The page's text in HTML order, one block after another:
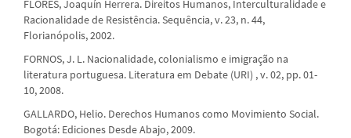
FLORES, Joaquín Herrera. Direitos Humanos, Interculturalidade e
Racionalidade de Resistência. Sequência, v. 23, n. 44,
Florianópolis, 2002.
FORNOS, J. L. Nacionalidade, colonialismo e imigração na
literatura portuguesa. Literatura em Debate (URI) , v. 02, pp. 01-
10, 2008.
GALLARDO, Helio. Derechos Humanos como Movimiento Social.
Bogotá: Ediciones Desde Abajo, 2009.